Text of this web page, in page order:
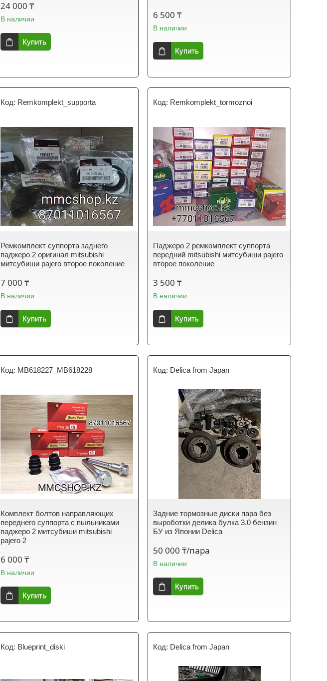
24 000 ₸
В наличии
Купить
6 500 ₸
В наличии
Купить
Remkomplekt_supporta
Ремкомплект суппорта заднего
паджеро 2 оригинал mitsubishi
митсубиши pajero второе поколение
7 000 ₸
В наличии
Купить
Remkomplekt_tormoznoi
Паджеро 2 ремкомплект суппорта
передний mitsubishi митсубиши pajero
второе поколение
3 500 ₸
В наличии
Купить
MB618227_MB618228
Комплект болтов направляющих
переднего суппорта с пыльниками
паджеро 2 митсубиши mitsubishi
pajero 2
6 000 ₸
В наличии
Купить
Delica from Japan
Задние тормозные диски пара без
выроботки делика булка 3.0 бензин
БУ из Японии Delica
50 000 ₸/пара
В наличии
Купить
Blueprint_diski Delica from Japan